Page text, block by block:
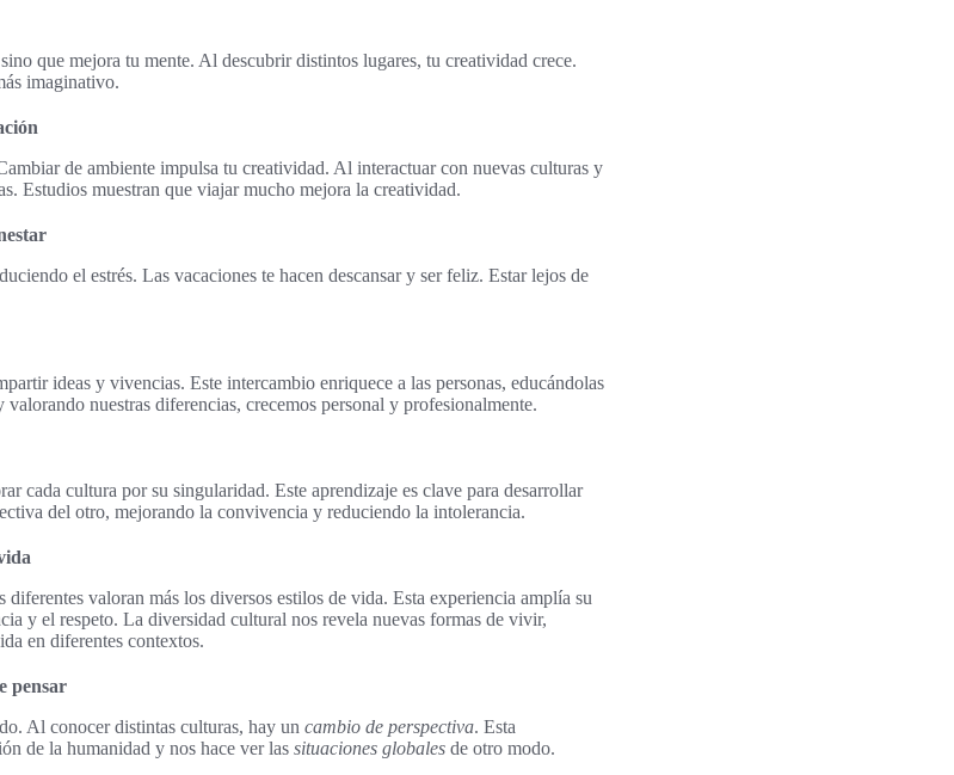
que mejora tu mente. Al descubrir distintos lugares, tu creatividad crece.
imaginativo.
de ambiente impulsa tu creatividad. Al interactuar con nuevas culturas y
Estudios muestran que viajar mucho mejora la creatividad.
el estrés. Las vacaciones te hacen descansar y ser feliz. Estar lejos de
ideas y vivencias. Este intercambio enriquece a las personas, educándolas
nuestras diferencias, crecemos personal y profesionalmente.
cada cultura por su singularidad. Este aprendizaje es clave para desarrollar
del otro, mejorando la convivencia y reduciendo la intolerancia.
diferentes valoran más los diversos estilos de vida. Esta experiencia amplía su
y el respeto. La diversidad cultural nos revela nuevas formas de vivir,
en diferentes contextos.
pensar
Al conocer distintas culturas, hay un cambio de perspectiva. Esta
de la humanidad y nos hace ver las situaciones globales de otro modo.